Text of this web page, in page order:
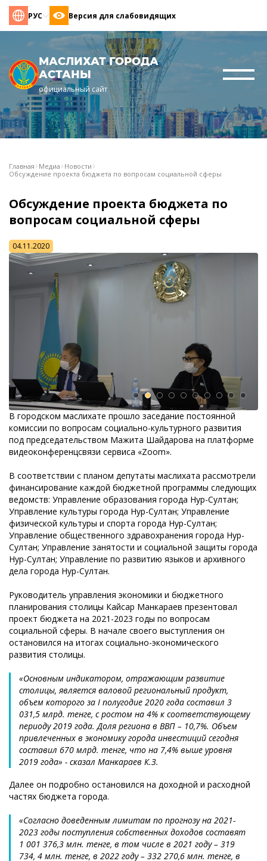
РУС Версия для слабовидящих
МАСЛИХАТ ГОРОДА
АСТАНЫ
официальный сайт
Главная Медиа Новости
Обсуждение проекта бюджета по вопросам социальной сферы
Обсуждение проекта бюджета по
вопросам социальной сферы
04.11.2020
В городском маслихате прошло заседание постоянной
комиссии по вопросам социально-культурного развития
под председательством Мажита Шайдарова на платформе
видеоконференцсвязи сервиса «Zoom».
В соответствии с планом депутаты маслихата рассмотрели
финансирование каждой бюджетной программы следующих
ведомств: Управление образования города Нур-Султан;
Управление культуры города Нур-Султан; Управление
физической культуры и спорта города Нур-Султан;
Управление общественного здравохранения города Нур-
Султан; Управление занятости и социальной защиты города
Нур-Султан; Управление по развитию языков и архивного
дела города Нур-Султан.
Руководитель управления экономики и бюджетного
планирования столицы Кайсар Манкараев презентовал
проект бюджета на 2021-2023 годы по вопросам
социальной сферы. В начале своего выступления он
остановился на итогах социально-экономического
развития столицы.
«Основным индикатором, отражающим развитие
столицы, является валовой региональный продукт,
объем которого за I полугодие 2020 года составил 3
031,5 млрд. тенге, с ростом на 4% к соответствующему
периоду 2019 года. Доля региона в ВВП – 10,7%. Объем
привлеченных в экономику города инвестиций сегодня
составил 670 млрд. тенге, что на 7,4% выше уровня
2019 года» - сказал Манкараев К.З.
Далее он подробно остановился на доходной и расходной
частях бюджета города.
«Согласно доведенным лимитам по прогнозу на 2021-
2023 годы поступления собственных доходов составят
1 001 376,3 млн. тенге, в том числе в 2021 году – 319
734, 4 млн. тенге, в 2022 году – 332 270,6 млн. тенге, в